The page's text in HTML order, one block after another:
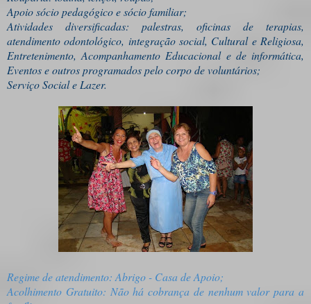
Apoio sócio pedagógico e sócio familiar;
Atividades diversificadas: palestras, oficinas de terapias,
atendimento odontológico, integração social, Cultural e Religiosa,
Entretenimento, Acompanhamento Educacional e de informática,
Eventos e outros programados pelo corpo de voluntários;
Serviço Social e Lazer.
Regime de atendimento: Abrigo - Casa de Apoio;
Acolhimento Gratuito: Não há cobrança de nenhum valor para a